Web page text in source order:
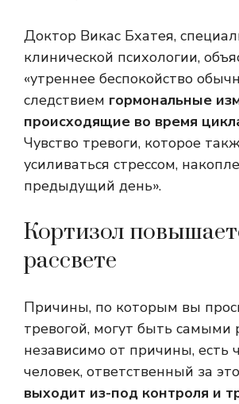
Доктор Викас Бхатея,
клинической психологии,
«утреннее беспокойство
следствием гормональные
происходящие во время
Чувство тревоги, которое
усиливаться стрессом,
предыдущий день».
Кортизол
рассвете
Причины, по которым вы
тревогой, могут быть
независимо от причины, есть
человек, ответственный за
выходит из-под контроля и